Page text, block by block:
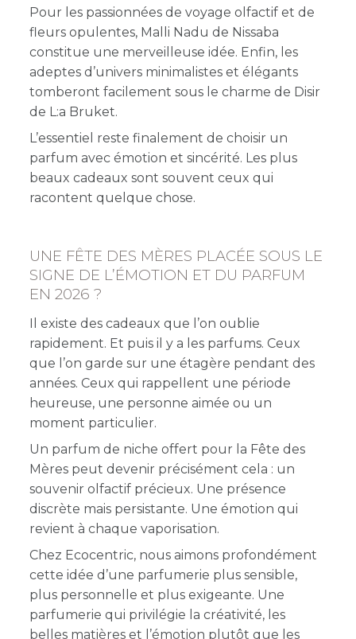
Pour les passionnées de voyage olfactif et de
fleurs opulentes, Malli Nadu de Nissaba
constitue une merveilleuse idée. Enfin, les
adeptes d’univers minimalistes et élégants
tomberont facilement sous le charme de Disir
de L:a Bruket.
L’essentiel reste finalement de choisir un
parfum avec émotion et sincérité. Les plus
beaux cadeaux sont souvent ceux qui
racontent quelque chose.
UNE FÊTE DES MÈRES PLACÉE SOUS LE
SIGNE DE L’ÉMOTION ET DU PARFUM
EN 2026 ?
Il existe des cadeaux que l’on oublie
rapidement. Et puis il y a les parfums. Ceux
que l’on garde sur une étagère pendant des
années. Ceux qui rappellent une période
heureuse, une personne aimée ou un
moment particulier.
Un parfum de niche offert pour la Fête des
Mères peut devenir précisément cela : un
souvenir olfactif précieux. Une présence
discrète mais persistante. Une émotion qui
revient à chaque vaporisation.
Chez Ecocentric, nous aimons profondément
cette idée d’une parfumerie plus sensible,
plus personnelle et plus exigeante. Une
parfumerie qui privilégie la créativité, les
belles matières et l’émotion plutôt que les